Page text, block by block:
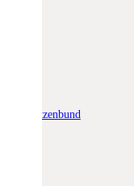
Schützenbund